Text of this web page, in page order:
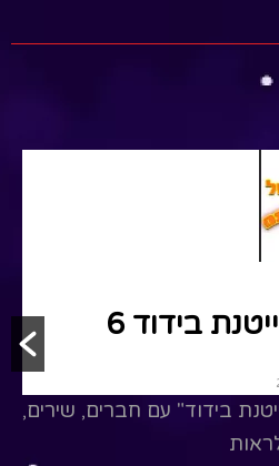
בידוד 6
בידוד" עם חברים, שירים,